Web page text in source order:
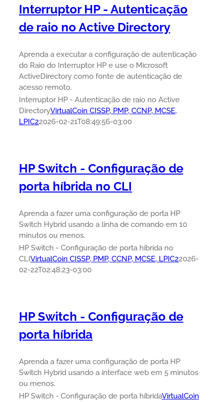
Interruptor HP - Autenticação
de raio no Active Directory
Aprenda a executar a configuração de autenticação
do Raio do Interruptor HP e use o Microsoft
ActiveDirectory como fonte de autenticação de
acesso remoto.
Interruptor HP - Autenticação de raio no Active
DirectoryVirtualCoin CISSP, PMP, CCNP, MCSE,
LPIC22026-02-21T08:49:56-03:00
HP Switch - Configuração de
porta híbrida no CLI
Aprenda a fazer uma configuração de porta HP
Switch Hybrid usando a linha de comando em 10
minutos ou menos.
HP Switch - Configuração de porta híbrida no
CLIVirtualCoin CISSP, PMP, CCNP, MCSE, LPIC22026-
02-22T02:48:23-03:00
HP Switch - Configuração de
porta híbrida
Aprenda a fazer uma configuração de porta HP
Switch Hybrid usando a interface web em 5 minutos
ou menos.
HP Switch - Configuração de porta híbridaVirtualCoin